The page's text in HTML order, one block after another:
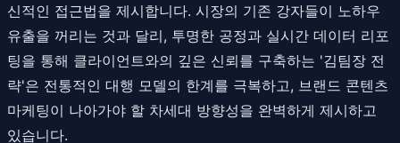
신적인 접근법을 제시합니다. 시장의 기존 강자들이 노하우
유출을 꺼리는 것과 달리, 투명한 공정과 실시간 데이터 리포
팅을 통해 클라이언트와의 깊은 신뢰를 구축하는 '김팀장 전
략'은 전통적인 대행 모델의 한계를 극복하고, 브랜드 콘텐츠
마케팅이 나아가야 할 차세대 방향성을 완벽하게 제시하고
있습니다.